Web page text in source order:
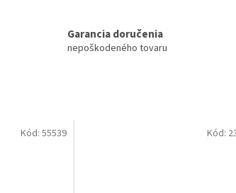
Garancia doručenia
nepoškodeného tovaru
Kód: 55539 Kód: